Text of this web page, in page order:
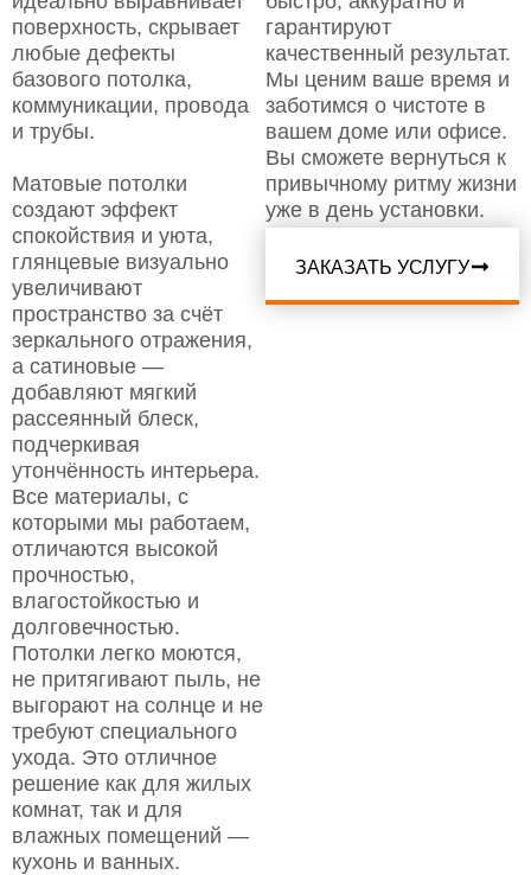
поверхность, скрывает
любые дефекты
базового потолка,
коммуникации, провода
и трубы.
Матовые потолки
создают эффект
спокойствия и уюта,
глянцевые визуально
увеличивают
пространство за счёт
зеркального отражения,
а сатиновые —
добавляют мягкий
рассеянный блеск,
подчеркивая
утончённость интерьера.
Все материалы, с
которыми мы работаем,
отличаются высокой
прочностью,
влагостойкостью и
долговечностью.
Потолки легко моются,
не притягивают пыль, не
выгорают на солнце и не
требуют специального
ухода. Это отличное
решение как для жилых
комнат, так и для
влажных помещений —
кухонь и ванных.
гарантируют
качественный результат.
Мы ценим ваше время и
заботимся о чистоте в
вашем доме или офисе.
Вы сможете вернуться к
привычному ритму жизни
уже в день установки.
ЗАКАЗАТЬ УСЛУГУ